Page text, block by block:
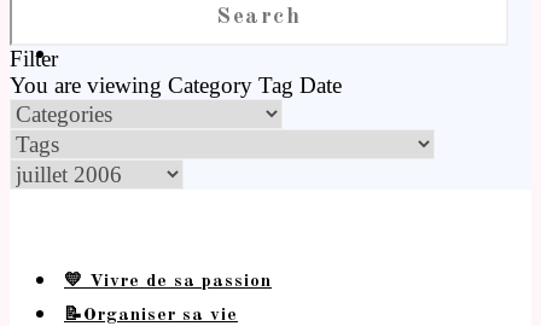
Filter
You are viewing Category Tag Date
💛 Vivre de sa passion
📝Organiser sa vie